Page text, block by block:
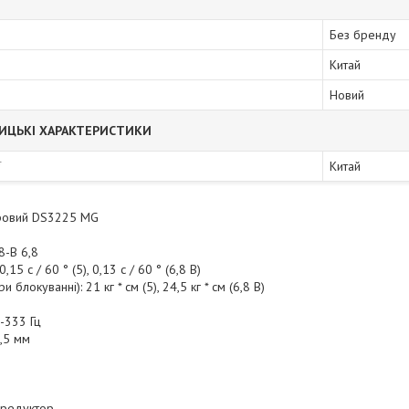
Без бренду
Китай
Новий
ХАРАКТЕРИСТИКИ
Китай
DS3225 MG
В 6,8
с / 60 ° (5), 0,13 с / 60 ° (6,8 В)
блокуванні): 21 кг * см (5), 24,5 кг * см (6,8 В)
333 Гц
мм